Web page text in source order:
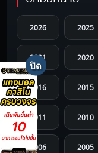
2026 2025
2021 2020
2016 2015
2011 2010
2006 2005